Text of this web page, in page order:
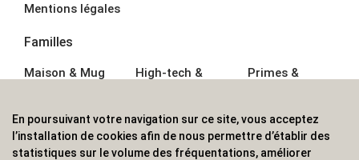
Mentions légales
Familles
Maison & Mug
Écriture
Bagagerie sacs
High-tech &
Sport &
Outdoor
Primes &
Boisson
Textile &
En poursuivant votre navigation sur ce site, vous acceptez
l’installation de cookies afin de nous permettre d’établir des
statistiques sur le volume des fréquentations, améliorer